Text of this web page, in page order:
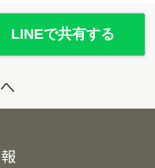
LINEで共有する